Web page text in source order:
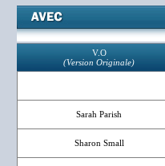
V.O
(Version Originale)
Sarah Parish
Sharon Small